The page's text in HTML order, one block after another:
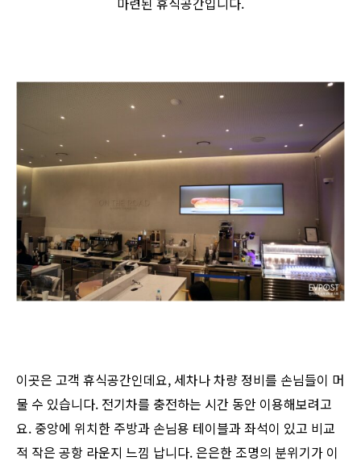
이곳은 고객 휴식공간인데요, 세차나 차량 정비를 손님들이 머
물 수 있습니다. 전기차를 충전하는 시간 동안 이용해보려고
요. 중앙에 위치한 주방과 손님용 테이블과 좌석이 있고 비교
적 작은 공항 라운지 느낌 납니다. 은은한 조명의 분위기가 이